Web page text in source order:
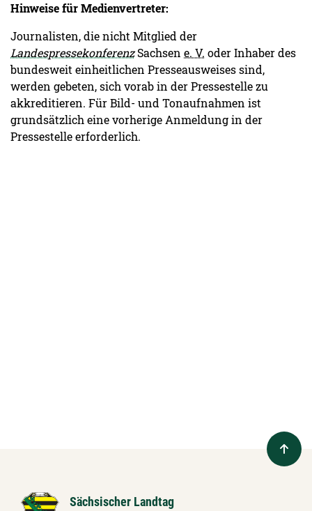
Hinweise für Medienvertreter:
Journalisten, die nicht Mitglied der
LandespressekonferenzSachsen e. V. oder Inhaber des
bundesweit einheitlichen Presseausweises sind,
werden gebeten, sich vorab in der Pressestelle zu
akkreditieren. Für Bild- und Tonaufnahmen ist
grundsätzlich eine vorherige Anmeldung in der
Pressestelle erforderlich.
Sächsischer Landtag